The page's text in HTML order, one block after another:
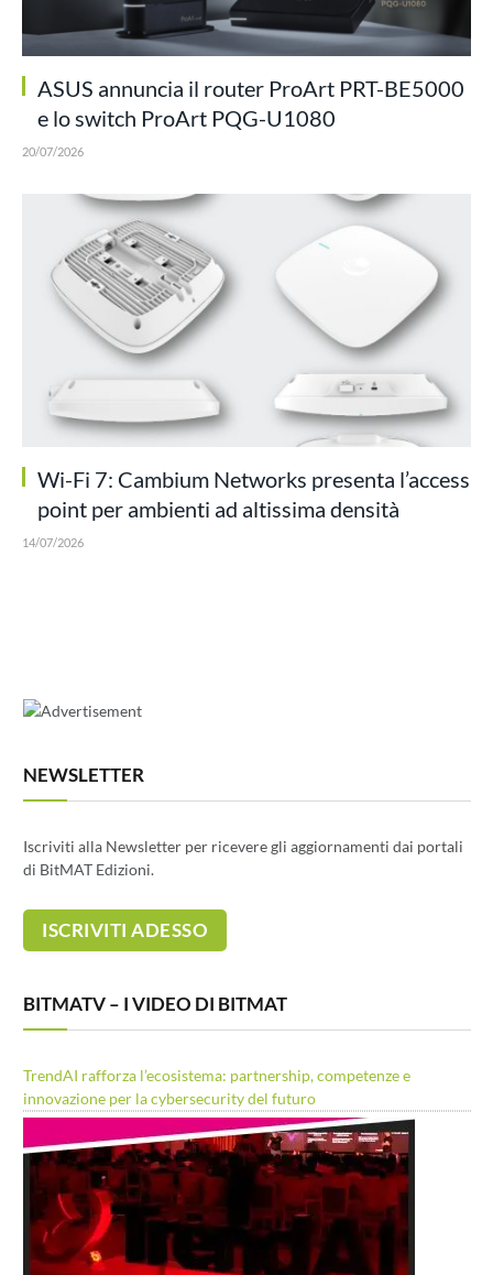
ASUS annuncia il router ProArt PRT-BE5000
e lo switch ProArt PQG-U1080
20/07/2026
Wi-Fi 7: Cambium Networks presenta l’access
point per ambienti ad altissima densità
14/07/2026
NEWSLETTER
Iscriviti alla Newsletter per ricevere gli aggiornamenti dai portali
di BitMAT Edizioni.
BITMATV – I VIDEO DI BITMAT
TrendAI rafforza l’ecosistema: partnership, competenze e
innovazione per la cybersecurity del futuro